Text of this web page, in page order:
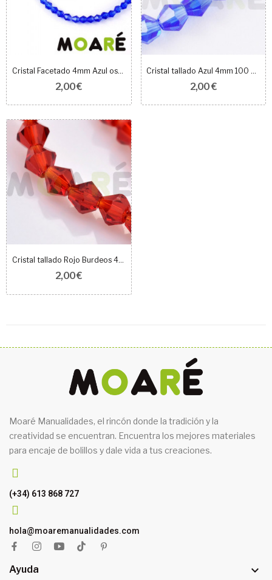
Cristal Facetado 4mm Azul oscuro 100 unidades
2,00 €
Cristal tallado Azul 4mm 100 unidades
2,00 €
Cristal tallado Rojo Burdeos 4mm 100 unidades
2,00 €
Moaré Manualidades, el rincón donde la tradición y la
creatividad se encuentran. Encuentra los mejores materiales
para encaje de bolillos y dale vida a tus creaciones.
(+34) 613 868 727
hola@moaremanualidades.com
Ayuda 